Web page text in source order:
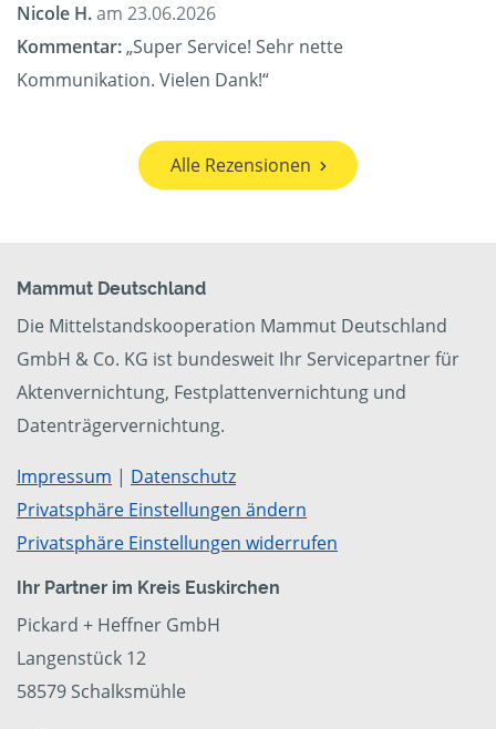
Nicole H.am 23.06.2026
Kommentar:„Super Service! Sehr nette
Kommunikation. Vielen Dank!“
Alle Rezensionen
Mammut Deutschland
Die Mittelstandskooperation Mammut Deutschland
GmbH & Co. KG ist bundesweit Ihr Servicepartner für
Aktenvernichtung, Festplattenvernichtung und
Datenträgervernichtung.
Impressum | Datenschutz
Privatsphäre Einstellungen ändern
Privatsphäre Einstellungen widerrufen
Ihr Partner im Kreis Euskirchen
Pickard + Heffner GmbH
Langenstück 12
58579 Schalksmühle